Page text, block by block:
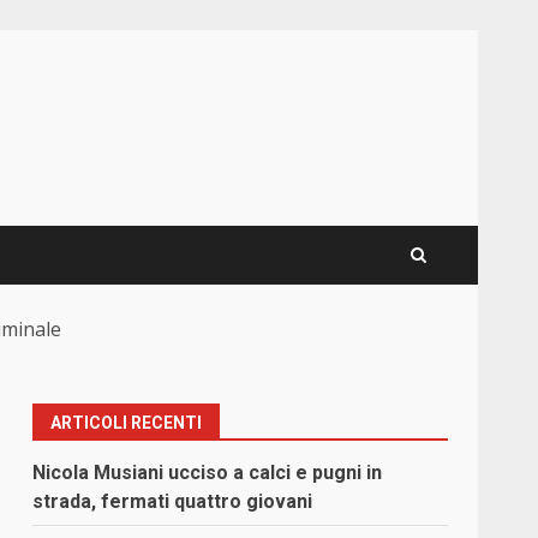
ARTICOLI RECENTI
Nicola Musiani ucciso a calci e pugni in
strada, fermati quattro giovani